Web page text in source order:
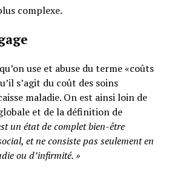
complexe.
use et abuse du terme «coûts
s’agit du coût des soins
maladie. On est ainsi loin de
et de la définition de
un état de complet bien-être
et ne consiste pas seulement en
ou d’infirmité.»